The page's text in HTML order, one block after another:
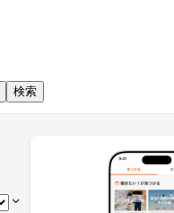
検索